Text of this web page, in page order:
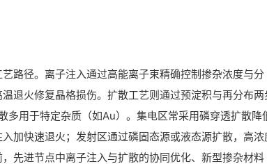
路径。离子注入通过高能离子束精确控制掺杂浓度与分
退火修复晶格损伤。扩散工艺则通过预淀积与再分布两
多用于特定杂质（如Au）。集电区常采用磷穿透扩散降
加快速退火；发射区通过磷固态源或液态源扩散，高浓
先进节点中离子注入与扩散的协同优化、新型掺杂材料